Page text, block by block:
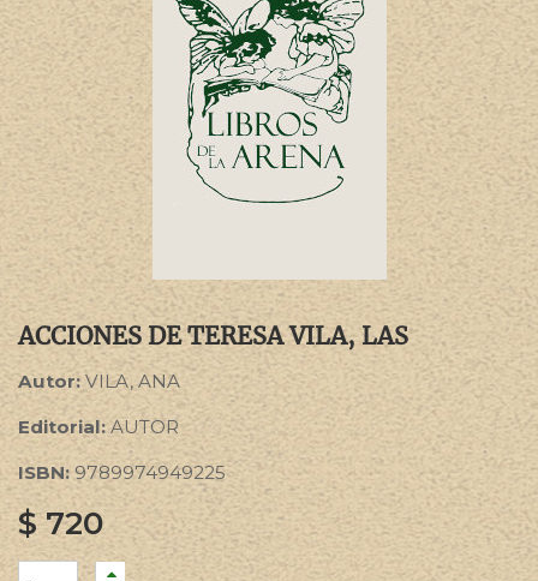
ACCIONES DE TERESA VILA, LAS
Autor:VILA, ANA
Editorial:AUTOR
ISBN: 9789974949225
$720